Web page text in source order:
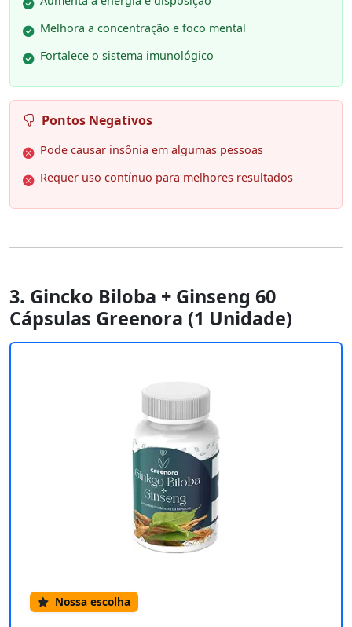
Melhora a concentração e foco mental
Fortalece o sistema imunológico
Pontos Negativos
Pode causar insônia em algumas pessoas
Requer uso contínuo para melhores resultados
3. Gincko Biloba + Ginseng 60
Cápsulas Greenora (1 Unidade)
Nossa escolha